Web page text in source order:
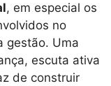
, em especial os
no
gestão. Uma
escuta ativa
de construir